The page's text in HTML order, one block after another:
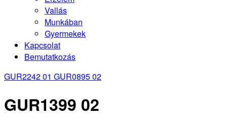
Vallás
Munkában
Gyermekek
Kapcsolat
Bemutatkozás
GUR2242 01 GUR0895 02
GUR1399 02